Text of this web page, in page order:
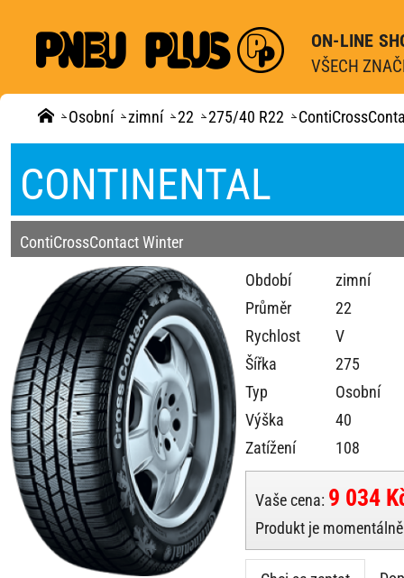
ON-LINE
VŠECH
Osobní zimní 22 275/40 R22
CONTINENTAL
ContiCrossContact Winter
Období
zimní
Průměr
22
Rychlost
V
Šířka
275
Typ
Osobní
Výška
40
Zatížení
108
Vaše cena: 9 034
Produkt je